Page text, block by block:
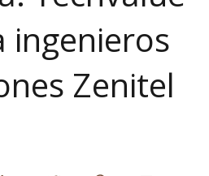
ingenieros
Zenitel